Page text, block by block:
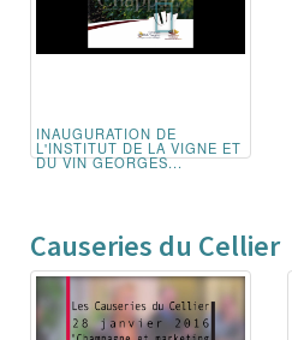
INAUGURATION DE
L'INSTITUT DE LA VIGNE ET
DU VIN GEORGES...
Causeries du Cellier